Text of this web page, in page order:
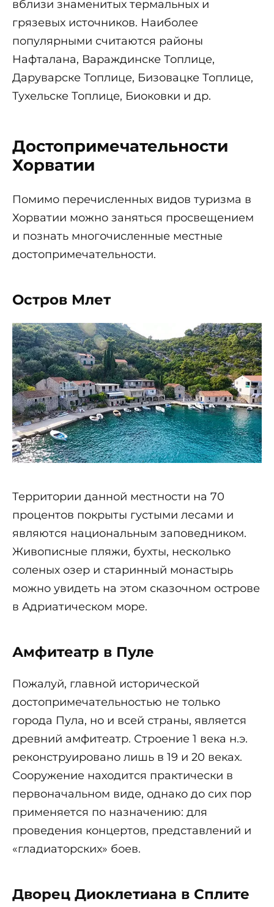
вблизи знаменитых термальных и
грязевых источников. Наиболее
популярными считаются районы
Нафталана, Вараждинске Топлице,
Даруварске Топлице, Бизовацке Топлице,
Тухельске Топлице, Биоковки и др.
Достопримечательности
Хорватии
Помимо перечисленных видов туризма в
Хорватии можно заняться просвещением
и познать многочисленные местные
достопримечательности.
Остров Млет
Территории данной местности на 70
процентов покрыты густыми лесами и
являются национальным заповедником.
Живописные пляжи, бухты, несколько
соленых озер и старинный монастырь
можно увидеть на этом сказочном острове
в Адриатическом море.
Амфитеатр в Пуле
Пожалуй, главной исторической
достопримечательностью не только
города Пула, но и всей страны, является
древний амфитеатр. Строение 1 века н.э.
реконструировано лишь в 19 и 20 веках.
Сооружение находится практически в
первоначальном виде, однако до сих пор
применяется по назначению: для
проведения концертов, представлений и
«гладиаторских» боев.
Дворец Диоклетиана в Сплите